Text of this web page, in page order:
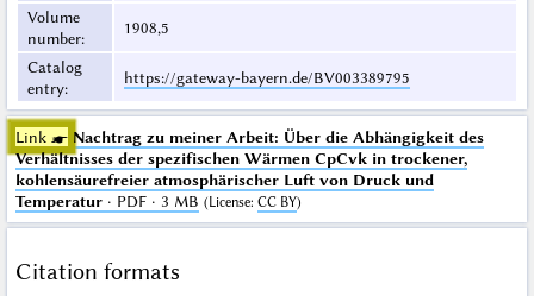
Volume
number:
1908,5
Catalog
entry:
https://gateway-bayern.de/BV003389795
Link ☛ Nachtrag zu meiner Arbeit: Über die Abhängigkeit des
Verhältnisses der spezifischen Wärmen CpCvk in trockener,
kohlensäurefreier atmosphärischer Luft von Druck und
Temperatur· PDF · 3 MB (License: CC BY)
Citation formats